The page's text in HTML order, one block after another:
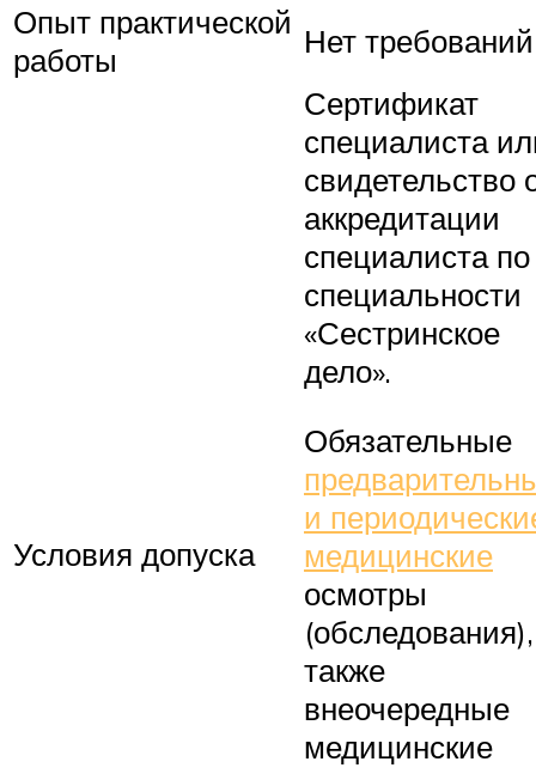
Опыт практической
работы
Нет
Условия допуска
Сертификат
специалиста
свидетельство
аккредитации
специалиста по
специальности
«Сестринское
дело».
Обязательные
и
медицинские
осмотры
также
внеочередные
медицинские